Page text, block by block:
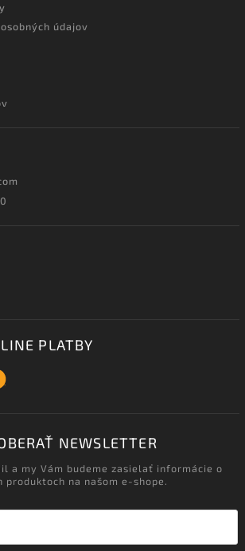
údajov
PLATBY
NEWSLETTER
a my Vám budeme zasielať informácie o
produktoch na našom e-shope.